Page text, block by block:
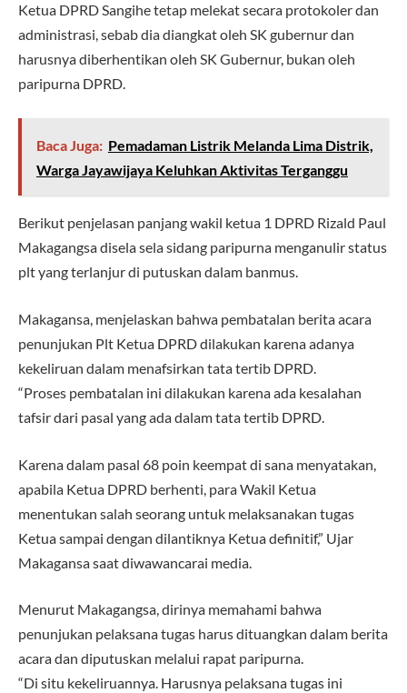
Ketua DPRD Sangihe tetap melekat secara protokoler dan
administrasi, sebab dia diangkat oleh SK gubernur dan
harusnya diberhentikan oleh SK Gubernur, bukan oleh
paripurna DPRD.
Baca Juga: Pemadaman Listrik Melanda Lima Distrik,
Warga Jayawijaya Keluhkan Aktivitas Terganggu
Berikut penjelasan panjang wakil ketua 1 DPRD Rizald Paul
Makagangsa disela sela sidang paripurna menganulir status
plt yang terlanjur di putuskan dalam banmus.
Makagansa, menjelaskan bahwa pembatalan berita acara
penunjukan Plt Ketua DPRD dilakukan karena adanya
kekeliruan dalam menafsirkan tata tertib DPRD.
“​Proses pembatalan ini dilakukan karena ada kesalahan
tafsir dari pasal yang ada dalam tata tertib DPRD.
Karena dalam pasal 68 poin keempat di sana menyatakan,
apabila Ketua DPRD berhenti, para Wakil Ketua
menentukan salah seorang untuk melaksanakan tugas
Ketua sampai dengan dilantiknya Ketua definitif,” Ujar
Makagansa saat diwawancarai media.
Menurut Makagangsa, dirinya memahami bahwa
penunjukan pelaksana tugas harus dituangkan dalam berita
acara dan diputuskan melalui rapat paripurna.
“Di situ kekeliruannya. Harusnya pelaksana tugas ini